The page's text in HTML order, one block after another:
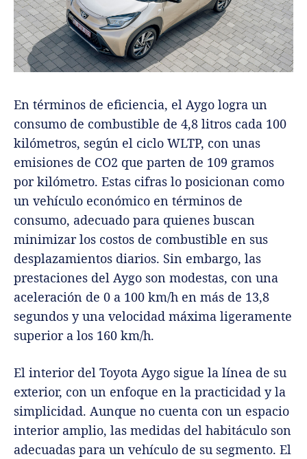
En términos de eficiencia, el Aygo logra un
consumo de combustible de 4,8 litros cada 100
kilómetros, según el ciclo WLTP, con unas
emisiones de CO2 que parten de 109 gramos
por kilómetro. Estas cifras lo posicionan como
un vehículo económico en términos de
consumo, adecuado para quienes buscan
minimizar los costos de combustible en sus
desplazamientos diarios. Sin embargo, las
prestaciones del Aygo son modestas, con una
aceleración de 0 a 100 km/h en más de 13,8
segundos y una velocidad máxima ligeramente
superior a los 160 km/h.
El interior del Toyota Aygo sigue la línea de su
exterior, con un enfoque en la practicidad y la
simplicidad. Aunque no cuenta con un espacio
interior amplio, las medidas del habitáculo son
adecuadas para un vehículo de su segmento. El